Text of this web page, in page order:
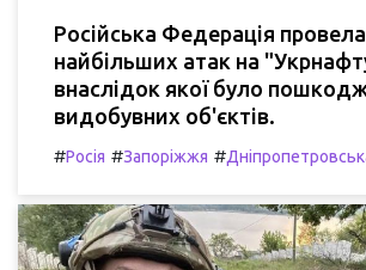
Російська Федерація
найбільших атак на
внаслідок якої було
видобувних об'єктів.
#Росія #Запоріжжя #